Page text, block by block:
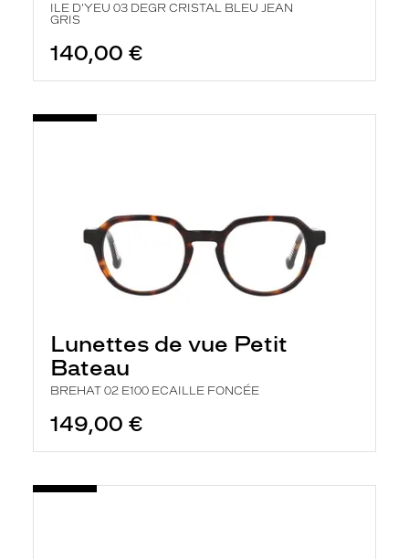
ILE D'YEU 03 DEGR CRISTAL BLEU JEAN
GRIS
140,00 €
Lunettes de vue Petit
Bateau
BREHAT 02 E100 ECAILLE FONCÉE
149,00 €